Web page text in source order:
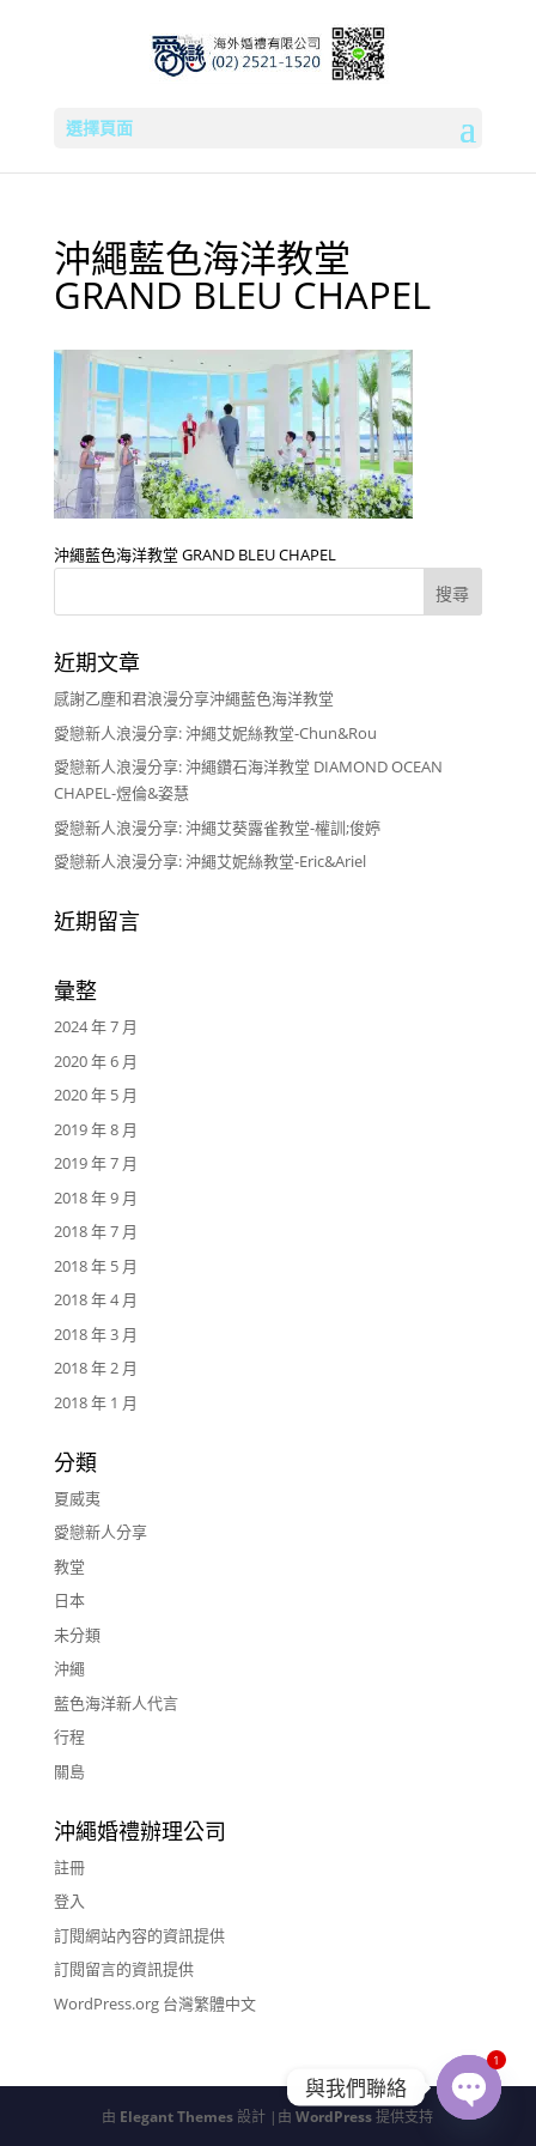
選擇頁面
沖繩藍色海洋教堂
GRAND BLEU CHAPEL
沖繩藍色海洋教堂 GRAND BLEU CHAPEL
近期文章
感謝乙塵和君浪漫分享沖繩藍色海洋教堂
愛戀新人浪漫分享: 沖繩艾妮絲教堂-Chun&Rou
愛戀新人浪漫分享: 沖繩鑽石海洋教堂 DIAMOND OCEAN
CHAPEL-煜倫&姿慧
愛戀新人浪漫分享: 沖繩艾葵露雀教堂-權訓;俊婷
愛戀新人浪漫分享: 沖繩艾妮絲教堂-Eric&Ariel
近期留言
彙整
2024 年 7 月
2020 年 6 月
2020 年 5 月
2019 年 8 月
2019 年 7 月
2018 年 9 月
2018 年 7 月
2018 年 5 月
2018 年 4 月
2018 年 3 月
2018 年 2 月
2018 年 1 月
分類
夏威夷
愛戀新人分享
教堂
日本
未分類
沖繩
藍色海洋新人代言
行程
關島
沖繩婚禮辦理公司
註冊
登入
訂閱網站內容的資訊提供
訂閱留言的資訊提供
WordPress.org 台灣繁體中文
由 Elegant Themes設計 |由WordPress提供支持
與我們聯絡
1